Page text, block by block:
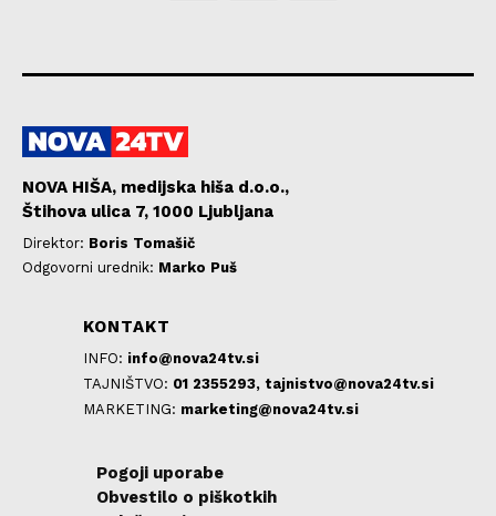
NOVA HIŠA, medijska hiša d.o.o.,
Štihova ulica 7, 1000 Ljubljana
Direktor: Boris Tomašič
Odgovorni urednik: Marko Puš
KONTAKT
INFO: info@nova24tv.si
TAJNIŠTVO: 01 2355293, tajnistvo@nova24tv.si
MARKETING: marketing@nova24tv.si
Pogoji uporabe
Obvestilo o piškotkih